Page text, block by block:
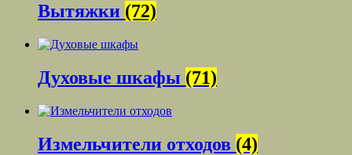
Вытяжки (72)
Духовые шкафы (71)
Измельчители отходов (4)